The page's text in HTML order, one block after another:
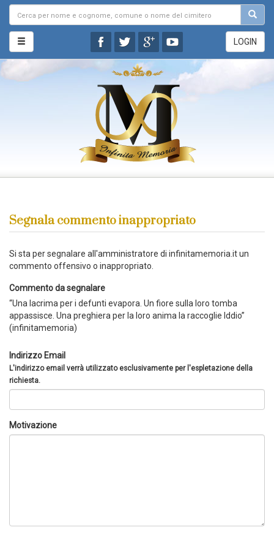
LOGIN
Segnala commento inappropriato
Si sta per segnalare all'amministratore di infinitamemoria.it un
commento offensivo o inappropriato.
Commento da segnalare
“Una lacrima per i defunti evapora. Un fiore sulla loro tomba
appassisce. Una preghiera per la loro anima la raccoglie Iddio”
(infinitamemoria)
Indirizzo Email
L'indirizzo email verrà utilizzato esclusivamente per l'espletazione della
richiesta.
Motivazione